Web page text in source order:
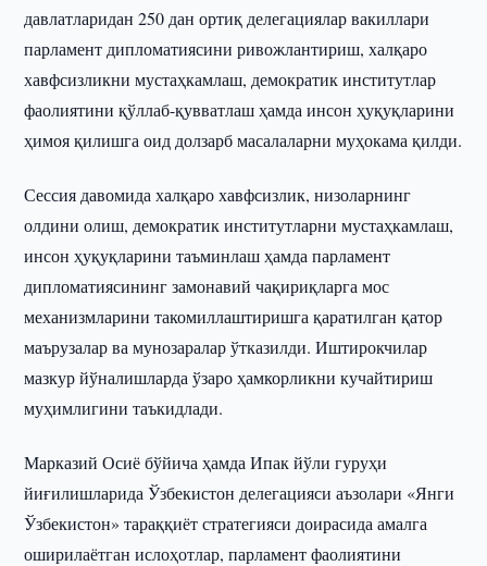
давлатларидан 250 дан ортиқ делегациялар вакиллари
парламент дипломатиясини ривожлантириш, халқаро
хавфсизликни мустаҳкамлаш, демократик институтлар
фаолиятини қўллаб-қувватлаш ҳамда инсон ҳуқуқларини
ҳимоя қилишга оид долзарб масалаларни муҳокама қилди.
Сессия давомида халқаро хавфсизлик, низоларнинг
олдини олиш, демократик институтларни мустаҳкамлаш,
инсон ҳуқуқларини таъминлаш ҳамда парламент
дипломатиясининг замонавий чақириқларга мос
механизмларини такомиллаштиришга қаратилган қатор
маърузалар ва мунозаралар ўтказилди. Иштирокчилар
мазкур йўналишларда ўзаро ҳамкорликни кучайтириш
муҳимлигини таъкидлади.
Марказий Осиё бўйича ҳамда Ипак йўли гуруҳи
йиғилишларида Ўзбекистон делегацияси аъзолари «Янги
Ўзбекистон» тараққиёт стратегияси доирасида амалга
оширилаётган ислоҳотлар, парламент фаолиятини